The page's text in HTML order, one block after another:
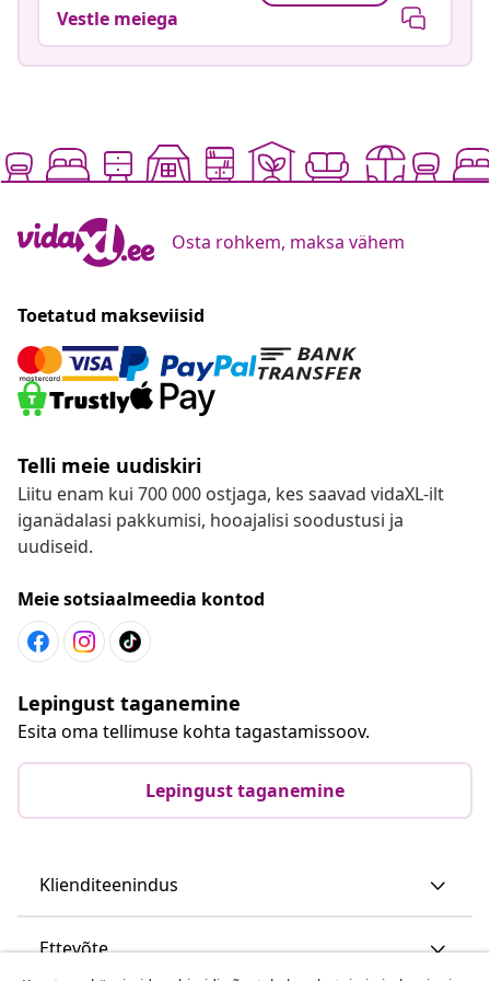
Vestle meiega
Osta rohkem, maksa vähem
Toetatud makseviisid
Telli meie uudiskiri
Liitu enam kui 700 000 ostjaga, kes saavad vidaXL-ilt
iganädalasi pakkumisi, hooajalisi soodustusi ja
uudiseid.
Meie sotsiaalmeedia kontod
Lepingust taganemine
Esita oma tellimuse kohta tagastamissoov.
Lepingust taganemine
Klienditeenindus
Ettevõte